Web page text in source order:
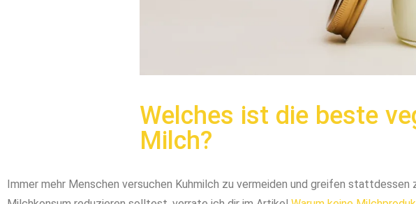
Welches ist die beste
Milch?
Immer mehr Menschen versuchen Kuhmilch zu vermeiden und greifen